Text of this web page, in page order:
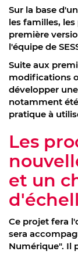
Sur la base
les familles,
première
l'équipe de
Suite aux
modifications
développer
notamment
pratique à
Les
et un
Ce projet fera
sera
Numérique". Il